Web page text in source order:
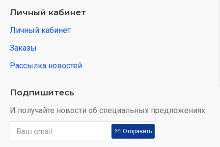
Личный кабинет
Личный кабинет
Заказы
Рассылка новостей
Подпишитесь
И получайте новости об специальных предложениях
Отправить